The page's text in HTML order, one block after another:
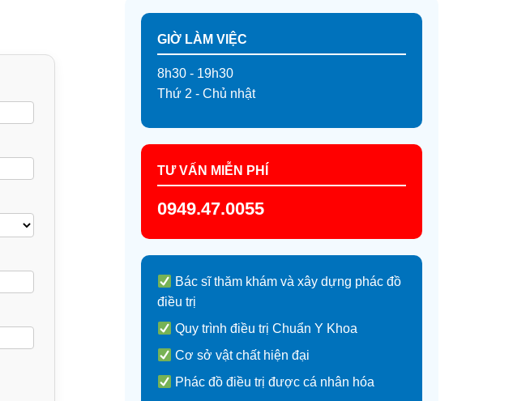
GIỜ LÀM VIỆC
8h30 - 19h30
Thứ 2 - Chủ nhật
TƯ VẤN MIỄN PHÍ
0949.47.0055
Bác sĩ thăm khám và xây dựng phác đồ
điều trị
Quy trình điều trị Chuẩn Y Khoa
Cơ sở vật chất hiện đại
Phác đồ điều trị được cá nhân hóa